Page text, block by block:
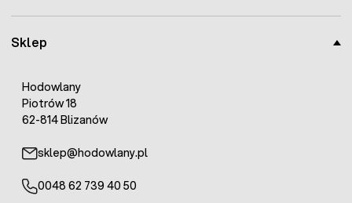
Sklep
Hodowlany
Piotrów 18
62-814 Blizanów
sklep@hodowlany.pl
0048 62 739 40 50